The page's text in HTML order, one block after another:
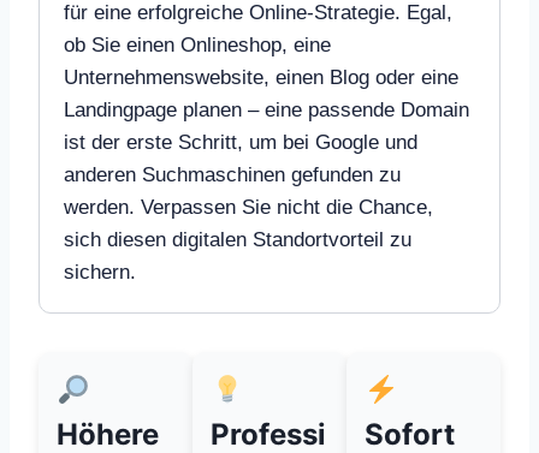
für eine erfolgreiche Online-Strategie. Egal,
ob Sie einen Onlineshop, eine
Unternehmenswebsite, einen Blog oder eine
Landingpage planen – eine passende Domain
ist der erste Schritt, um bei Google und
anderen Suchmaschinen gefunden zu
werden. Verpassen Sie nicht die Chance,
sich diesen digitalen Standortvorteil zu
sichern.
Höhere
Professi
Sofort